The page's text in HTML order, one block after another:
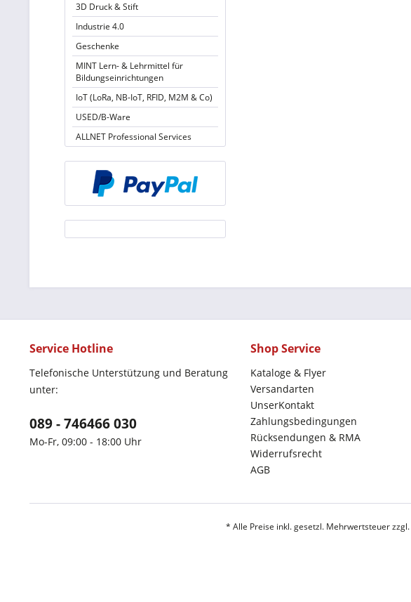
3D Druck & Stift
Industrie 4.0
Geschenke
MINT Lern- & Lehrmittel für
Bildungseinrichtungen
IoT (LoRa, NB-IoT, RFID, M2M & Co)
USED/B-Ware
ALLNET Professional Services
Service Hotline
Telefonische Unterstützung und Beratung
unter:
089 - 746466 030
Mo-Fr, 09:00 - 18:00 Uhr
Shop Service
Kataloge & Flyer
Versandarten
UnserKontakt
Zahlungsbedingungen
Rücksendungen & RMA
Widerrufsrecht
AGB
* Alle Preise inkl. gesetzl. Mehrwertsteuer zzgl.